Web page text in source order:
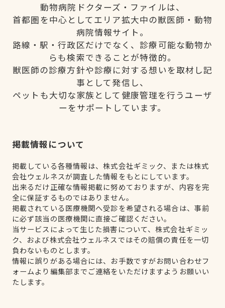
動物病院ドクターズ・ファイルは、
首都圏を中心としてエリア拡大中の獣医師・動物
病院情報サイト。
路線・駅・行政区だけでなく、診療可能な動物か
らも検索できることが特徴的。
獣医師の診療方針や診療に対する想いを取材し記
事として発信し、
ペットも大切な家族として健康管理を行うユーザ
ーをサポートしています。
掲載情報について
掲載している各種情報は、株式会社ギミック、または株式
会社ウェルネスが調査した情報をもとにしています。
出来るだけ正確な情報掲載に努めておりますが、内容を完
全に保証するものではありません。
掲載されている医療機関へ受診を希望される場合は、事前
に必ず該当の医療機関に直接ご確認ください。
当サービスによって生じた損害について、株式会社ギミッ
ク、および株式会社ウェルネスではその賠償の責任を一切
負わないものとします。
情報に誤りがある場合には、お手数ですがお問い合わせフ
ォームより編集部までご連絡をいただけますようお願いい
たします。